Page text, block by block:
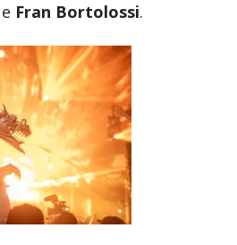
e Fran Bortolossi.